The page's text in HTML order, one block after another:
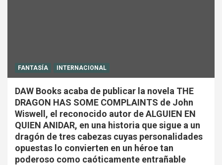
FANTASÍA INTERNACIONAL
DAW Books acaba de publicar la novela THE
DRAGON HAS SOME COMPLAINTS de John
Wiswell, el reconocido autor de ALGUIEN EN
QUIEN ANIDAR, en una historia que sigue a un
dragón de tres cabezas cuyas personalidades
opuestas lo convierten en un héroe tan
poderoso como caóticamente entrañable